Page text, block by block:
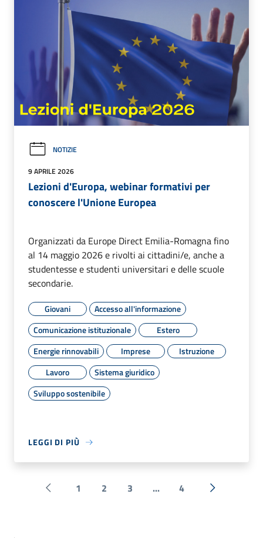
NOTIZIE
9 APRILE 2026
Lezioni d'Europa, webinar formativi per
conoscere l'Unione Europea
Organizzati da Europe Direct Emilia-Romagna fino
al 14 maggio 2026 e rivolti ai cittadini/e, anche a
studentesse e studenti universitari e delle scuole
secondarie.
Giovani
Accesso all'informazione
Comunicazione istituzionale
Estero
Energie rinnovabili
Imprese
Istruzione
Lavoro
Sistema giuridico
Sviluppo sostenibile
LEGGI DI PIÙ
Pagina precedente
1 2 3 ... 4 Successiva